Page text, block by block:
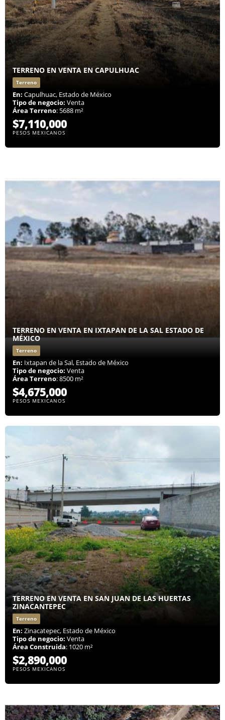
TERRENO EN VENTA EN CAPULHUAC
Terreno
En: Capulhuac, Estado de México
Tipo de negocio: Venta
Área Terreno: 5688 m²
$7,110,000
PESOS MEXICANOS
TERRENO EN VENTA EN IXTAPAN DE LA SAL ESTADO DE
MÉXICO
Terreno
En: Ixtapan de la Sal, Estado de México
Tipo de negocio: Venta
Área Terreno: 8500 m²
$4,675,000
PESOS MEXICANOS
TERRENO EN VENTA EN SAN JUAN DE LAS HUERTAS
ZINACANTEPEC
Terreno
En: Zinacatepec, Estado de México
Tipo de negocio: Venta
Área Construida: 1020 m²
$2,890,000
PESOS MEXICANOS